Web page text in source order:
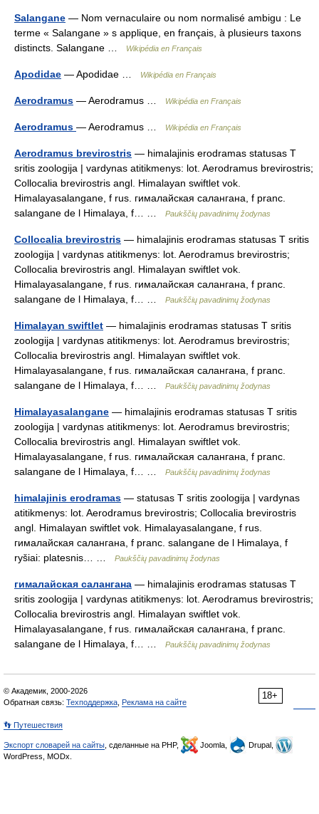
Salangane — Nom vernaculaire ou nom normalisé ambigu : Le
terme « Salangane » s applique, en français, à plusieurs taxons
distincts. Salangane …
Wikipédia en Français
Apodidae — Apodidae … Wikipédia en Français
Aerodramus — Aerodramus … Wikipédia en Français
Aerodramus — Aerodramus … Wikipédia en Français
Aerodramus brevirostris — himalajinis erodramas statusas T
sritis zoologija | vardynas atitikmenys: lot. Aerodramus brevirostris;
Collocalia brevirostris angl. Himalayan swiftlet vok.
Himalayasalangane, f rus. гималайская салангана, f pranc.
salangane de l Himalaya, f… …
Paukščių pavadinimų žodynas
Collocalia brevirostris — himalajinis erodramas statusas T sritis
zoologija | vardynas atitikmenys: lot. Aerodramus brevirostris;
Collocalia brevirostris angl. Himalayan swiftlet vok.
Himalayasalangane, f rus. гималайская салангана, f pranc.
salangane de l Himalaya, f… …
Paukščių pavadinimų žodynas
Himalayan swiftlet — himalajinis erodramas statusas T sritis
zoologija | vardynas atitikmenys: lot. Aerodramus brevirostris;
Collocalia brevirostris angl. Himalayan swiftlet vok.
Himalayasalangane, f rus. гималайская салангана, f pranc.
salangane de l Himalaya, f… …
Paukščių pavadinimų žodynas
Himalayasalangane — himalajinis erodramas statusas T sritis
zoologija | vardynas atitikmenys: lot. Aerodramus brevirostris;
Collocalia brevirostris angl. Himalayan swiftlet vok.
Himalayasalangane, f rus. гималайская салангана, f pranc.
salangane de l Himalaya, f… …
Paukščių pavadinimų žodynas
himalajinis erodramas — statusas T sritis zoologija | vardynas
atitikmenys: lot. Aerodramus brevirostris; Collocalia brevirostris
angl. Himalayan swiftlet vok. Himalayasalangane, f rus.
гималайская салангана, f pranc. salangane de l Himalaya, f
ryšiai: platesnis… …
Paukščių pavadinimų žodynas
гималайская салангана — himalajinis erodramas statusas T
sritis zoologija | vardynas atitikmenys: lot. Aerodramus brevirostris;
Collocalia brevirostris angl. Himalayan swiftlet vok.
Himalayasalangane, f rus. гималайская салангана, f pranc.
salangane de l Himalaya, f… …
Paukščių pavadinimų žodynas
18+
© Академик, 2000-2026
Обратная связь: Техподдержка Реклама на сайте
👣 Путешествия
Экспорт словарей на сайты , сделанные на PHP, Joomla,
Drupal,
WordPress, MODx.